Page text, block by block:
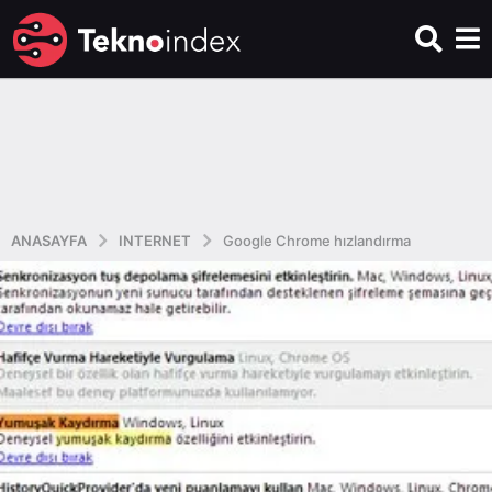
ANASAYFA INTERNET Google Chrome hızlandırma